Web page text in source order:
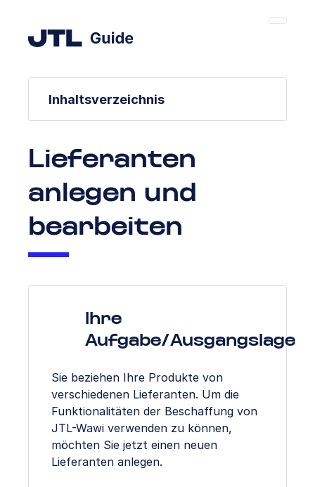
Inhaltsverzeichnis
Lieferanten
anlegen und
bearbeiten
Ihre
Aufgabe/Ausgangslage
Sie beziehen Ihre Produkte von
verschiedenen Lieferanten. Um die
Funktionalitäten der Beschaffung von
JTL-Wawi verwenden zu können,
möchten Sie jetzt einen neuen
Lieferanten anlegen.